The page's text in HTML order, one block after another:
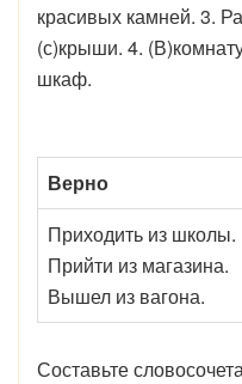
красивых камней. 3.
(с)крыши. 4.
шкаф.
Верно
Приходить из школы.
Прийти из магазина.
Вышел из вагона.
Составьте